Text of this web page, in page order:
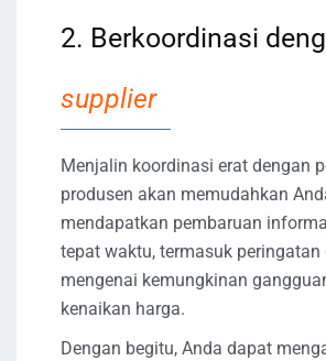
2. Berkoordinasi
supplier
Menjalin koordinasi erat dengan
produsen akan memudahkan
mendapatkan pembaruan
tepat waktu, termasuk peringatan
mengenai kemungkinan
kenaikan harga.
Dengan begitu, Anda dapat